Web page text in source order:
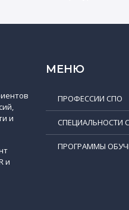
и
и
МЕНЮ
ПРОФЕССИИ СПО
СПЕЦИАЛЬНОСТИ
ПРОГРАММЫ